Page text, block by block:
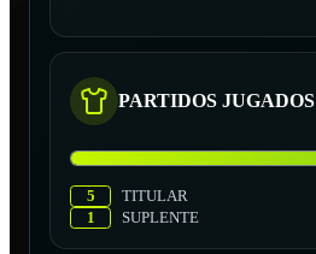
PARTIDOS JUGADOS
5
TITULAR
1
SUPLENTE